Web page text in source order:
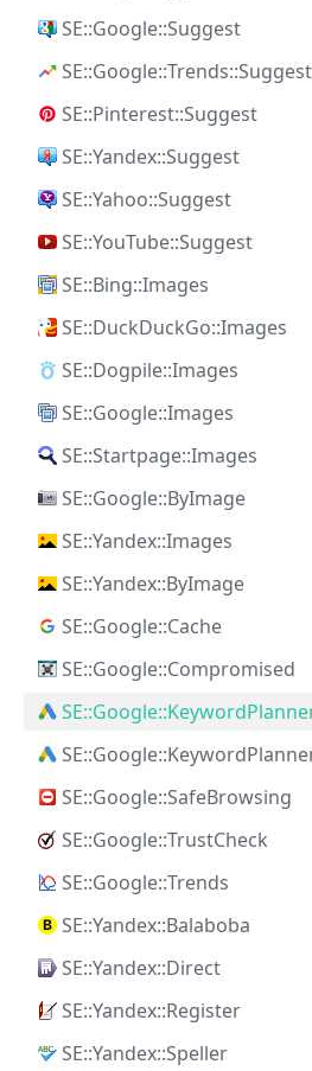
SE::Google::Suggest
SE::Google::Trends::Suggest
SE::Pinterest::Suggest
SE::Yandex::Suggest
SE::Yahoo::Suggest
SE::YouTube::Suggest
SE::Bing::Images
SE::DuckDuckGo::Images
SE::Dogpile::Images
SE::Google::Images
SE::Startpage::Images
SE::Google::ByImage
SE::Yandex::Images
SE::Yandex::ByImage
SE::Google::Cache
SE::Google::Compromised
SE::Google::SafeBrowsing
SE::Google::TrustCheck
SE::Google::Trends
SE::Yandex::Balaboba
SE::Yandex::Direct
SE::Yandex::Register
SE::Yandex::Speller